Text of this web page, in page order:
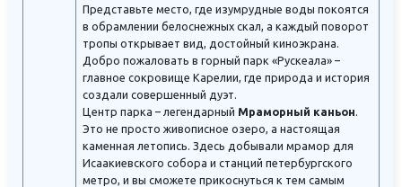
Представьте место, где изумрудные воды покоятся
в обрамлении белоснежных скал, а каждый поворот
тропы открывает вид, достойный киноэкрана.
Добро пожаловать в горный парк «Рускеала» –
главное сокровище Карелии, где природа и история
создали совершенный дуэт.
Центр парка – легендарный Мраморный каньон
Это не просто живописное озеро, а настоящая
каменная летопись. Здесь добывали мрамор для
Исаакиевского собора и станций петербургского
метро, и вы сможете прикоснуться к тем самым